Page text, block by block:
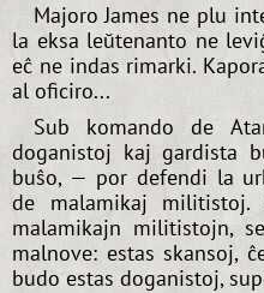
Majoro James ne plu
la eksa leŭtenanto ne
eĉ ne indas rimarki.
al oficiro...
Sub komando de
doganistoj kaj gardista
buŝo, — por defendi la
de malamikaj militistoj.
malamikajn militistojn,
malnove: estas skansoj,
budo estas doganistoj,